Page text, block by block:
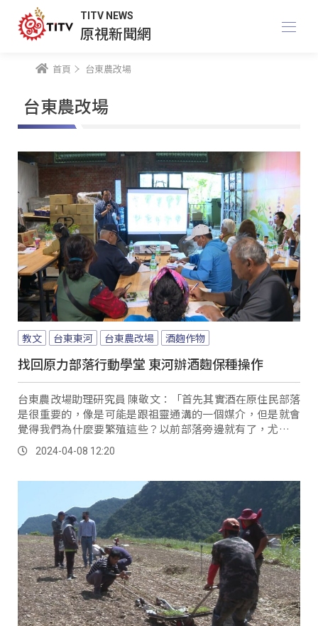
TITV NEWS
原視新聞網
首頁 台東農改場
台東農改場
教文 台東東河 台東農改場 酒麴作物
找回原力部落行動學堂 東河辦酒麴保種操作
台東農改場助理研究員 陳敬文：「首先其實酒在原住民部落
是很重要的，像是可能是跟祖靈通溝的一個媒介，但是就會
覺得我們為什麼要繁殖這些？以前部落旁邊就有了，尤其是
我們阿美族就是很會採集這些植物，野菜都用採集的，為什
麼現在要繁殖？」 隨著過去的農作慣於使用農藥，導致部落
蘭糖廠一號倉，舉行「酒麴作物繁殖及保種技術實務操作」
等課程內容，希望提升部落酒麴作物的栽培及保種技術，課
程吸引族人及一般民眾參加。
2024-04-08 12:20